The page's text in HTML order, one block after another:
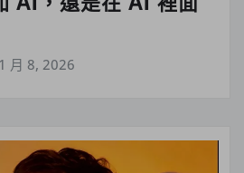
1 月 8, 2026